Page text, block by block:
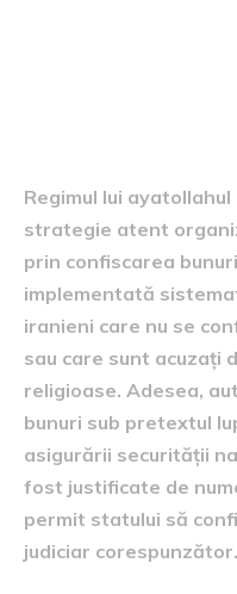
Regimul lui
strategie atent
prin confiscarea
implementată
iranieni care nu se
sau care sunt acuzați
religioase. Adesea,
bunuri sub pretextul
asigurării securității
fost justificate de
permit statului să
judiciar corespunzător.